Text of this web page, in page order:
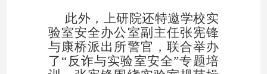
此外，上研院还特邀学校实
验室安全办公室副主任张宪锋
与康桥派出所警官，联合举办
了“反诈与实验室安全”专题培